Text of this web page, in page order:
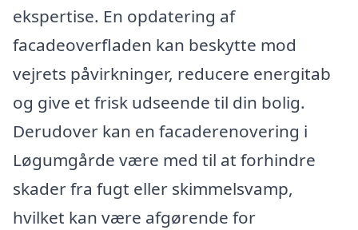
ekspertise. En opdatering af
facadeoverfladen kan beskytte mod
vejrets påvirkninger, reducere energitab
og give et frisk udseende til din bolig.
Derudover kan en facaderenovering i
Løgumgårde være med til at forhindre
skader fra fugt eller skimmelsvamp,
hvilket kan være afgørende for